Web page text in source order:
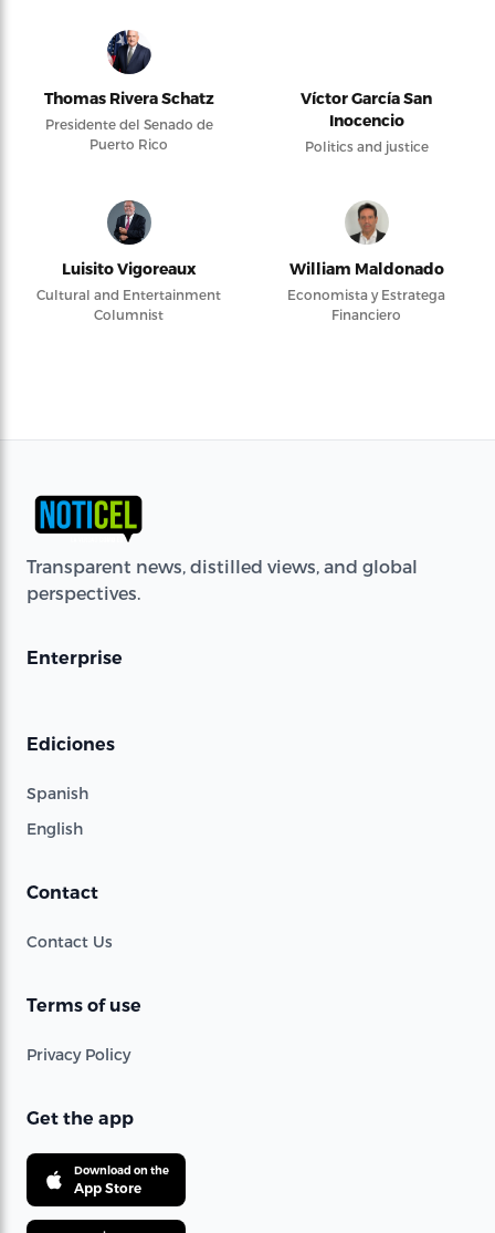
Thomas Rivera Schatz
Presidente del Senado de
Puerto Rico
Víctor García San
Inocencio
Politics and justice
Luisito Vigoreaux
Cultural and Entertainment
Columnist
William Maldonado
Economista y Estratega
Financiero
Transparent news, distilled views, and global
perspectives.
Enterprise
Ediciones
Spanish
English
Contact
Contact Us
Terms of use
Privacy Policy
Get the app
Download on the
App Store